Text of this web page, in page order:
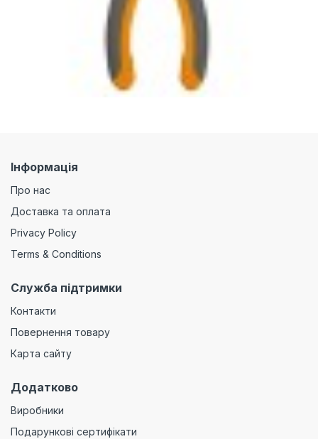
Інформація
Про нас
Доставка та оплата
Privacy Policy
Terms & Conditions
Служба підтримки
Контакти
Повернення товару
Карта сайту
Додатково
Виробники
Подарункові сертифікати